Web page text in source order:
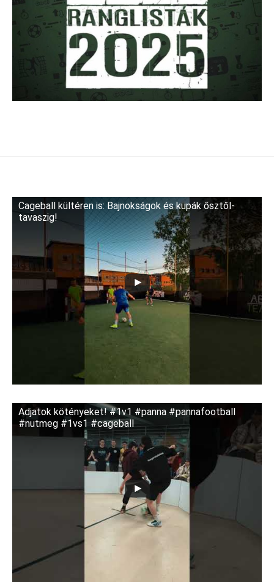
Cageball kültéren is: Bajnokságok és kupák ősztől-
tavaszig!
Adjatok kötényeket! #1v1 #panna #pannafootball
#nutmeg #1vs1 #cageball